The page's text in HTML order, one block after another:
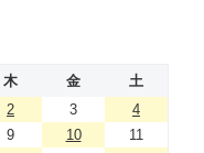
木 金
土
2 3
4
9 10
11